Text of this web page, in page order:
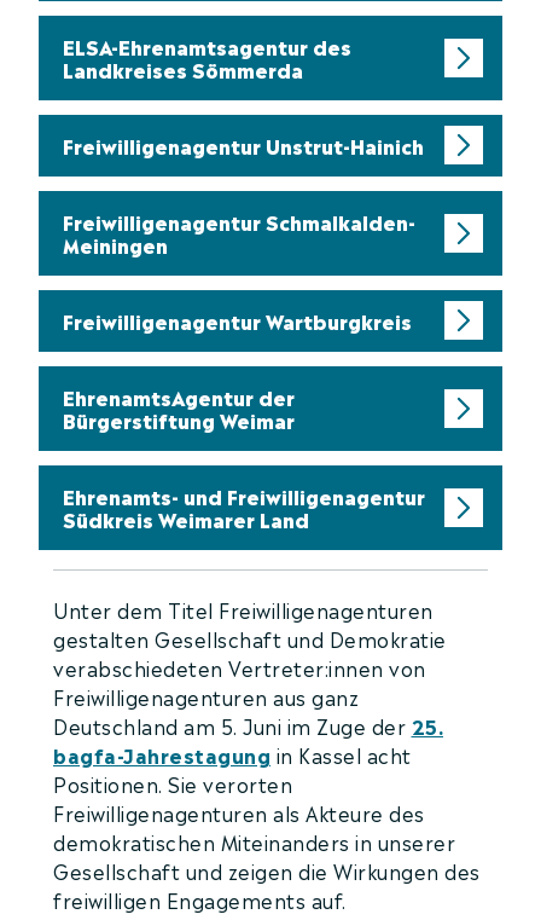
ELSA-Ehrenamtsagentur des
Landkreises Sömmerda
Freiwilligenagentur Unstrut-Hainich
Freiwilligenagentur Schmalkalden-
Meiningen
Freiwilligenagentur Wartburgkreis
EhrenamtsAgentur der
Bürgerstiftung Weimar
Ehrenamts- und Freiwilligenagentur
Südkreis Weimarer Land
Unter dem Titel Freiwilligenagenturen
gestalten Gesellschaft und Demokratie
verabschiedeten Vertreter:innen von
Freiwilligenagenturen aus ganz
Deutschland am 5. Juni im Zuge der 25.
bagfa-Jahrestagung in Kassel acht
Positionen. Sie verorten
Freiwilligenagenturen als Akteure des
demokratischen Miteinanders in unserer
Gesellschaft und zeigen die Wirkungen des
freiwilligen Engagements auf.